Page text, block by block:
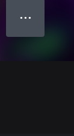
● ● ●